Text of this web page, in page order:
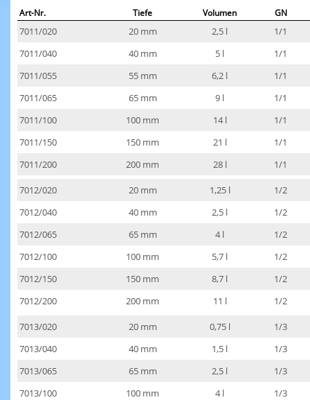
Art-Nr. Tiefe Volumen GN
7011/020 20 mm 2,5 l
1/1
7011/040
40 mm 5 l
1/1
7011/055
55 mm 6,2 l
1/1
7011/065
65 mm 9 l
1/1
7011/100
100 mm 14 l
1/1
7011/150
150 mm 21 l
1/1
7011/200
200 mm 28 l 1/1
7012/020 20 mm 1,25 l
1/2
7012/040
40 mm 2,5 l
1/2
7012/065
65 mm 4 l
1/2
7012/100
100 mm 5,7 l
1/2
7012/150
150 mm 8,7 l
1/2
7012/200
200 mm 11 l 1/2
7013/020 20 mm 0,75 l
1/3
7013/040
40 mm 1,5 l
1/3
7013/065
65 mm 2,5 l
1/3
7013/100
100 mm 4 l
1/3